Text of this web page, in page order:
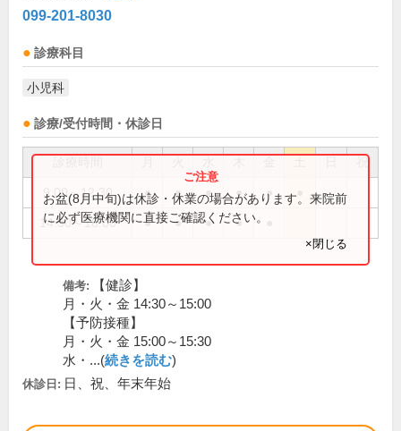
099-201-8030
診療科目
小児科
診療/受付時間・休診日
祝
9:00～12:30 ● ● ● ● ●
14:30～18:00 ● ● ● ●
お盆(8月中旬)は休診・休業の場合があります。来院前
に必ず医療機関に直接ご確認ください。
×閉じる
備考:
【健診】
月・火・金 14:30～15:00
【予防接種】
月・火・金 15:00～15:30
水・...(続きを読む)
休診日: 日、祝、年末年始